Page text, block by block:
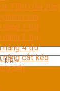
TEKO dài 20m
phòng sơn
nâng 1 trụ
nâng 2 trụ
nâng 4 trụ
nâng cắt kéo
sơn